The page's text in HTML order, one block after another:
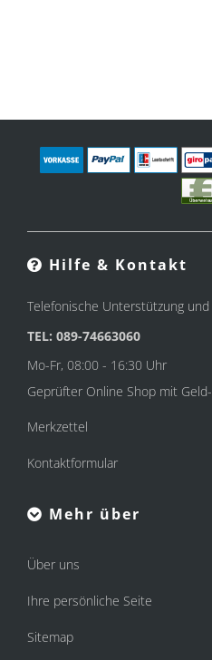
Hilfe & Kontakt
Telefonische Unterstützung
TEL: 089-74663060
Mo-Fr, 08:00 - 16:30 Uhr
Geprüfter Online Shop mit
Merkzettel
Kontaktformular
Mehr über
Über uns
Ihre persönliche Seite
Sitemap